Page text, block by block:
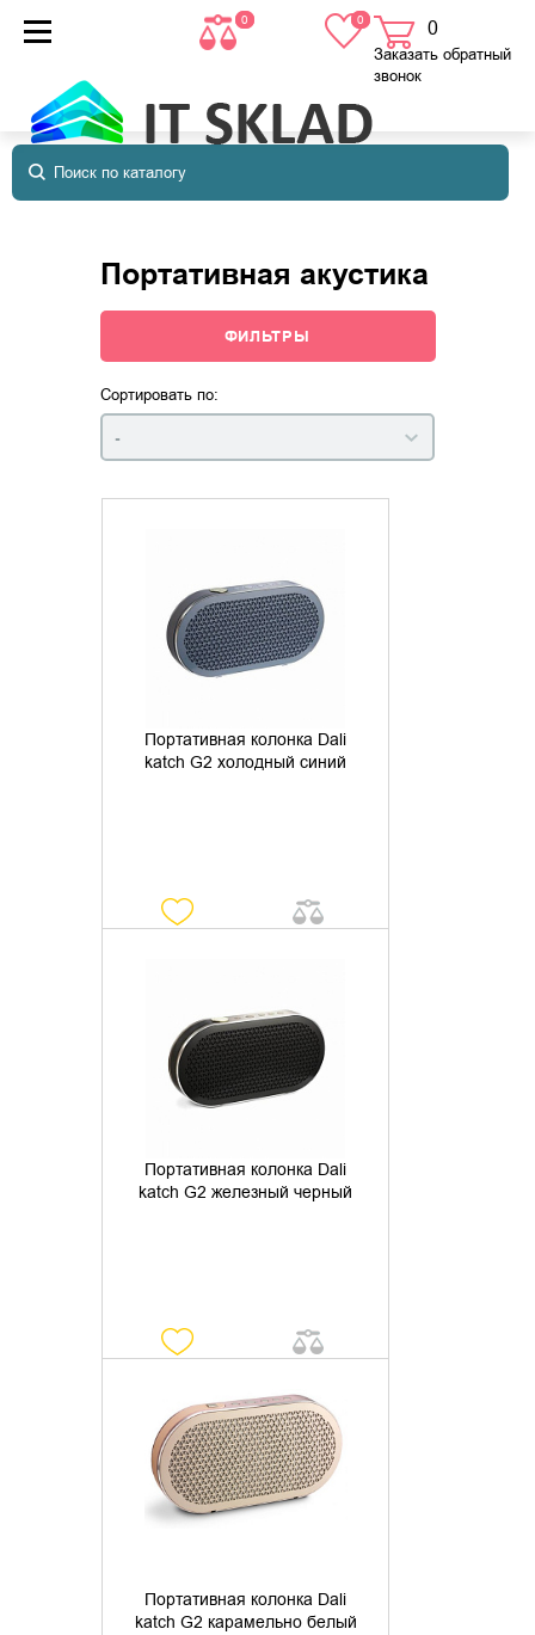
0 0 0
в корзине
Заказать обратный
звонок
Портативная акустика
ФИЛЬТРЫ
Сортировать по:
-
Портативная колонка Dali
katch G2 холодный синий
Портативная колонка Dali
katch G2 железный черный
Портативная колонка Dali
katch G2 карамельно белый
УТОЧНИТЬ НАЛИЧИЕ